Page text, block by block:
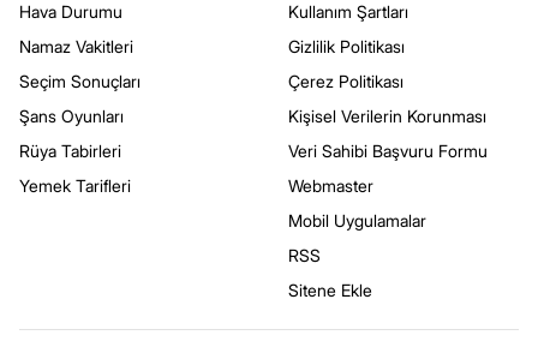
Hava Durumu
Namaz Vakitleri
Seçim Sonuçları
Şans Oyunları
Rüya Tabirleri
Yemek Tarifleri
Kullanım Şartları
Gizlilik Politikası
Çerez Politikası
Kişisel Verilerin Korunması
Veri Sahibi Başvuru Formu
Webmaster
Mobil Uygulamalar
RSS
Sitene Ekle